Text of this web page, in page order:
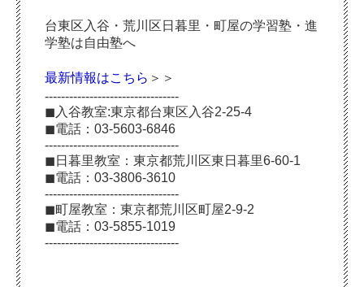
台東区入谷・荒川区日暮里・町屋の学習塾・進
学塾は自由塾へ
最新情報はこちら ＞＞
---------------------------------
◼︎入谷教室:東京都台東区入谷2-25-4
◼︎電話：03-5603-6846
---------------------------------
◼︎日暮里教室：東京都荒川区東日暮里6-60-1
◼︎電話：03-3806-3610
---------------------------------
◼︎町屋教室：東京都荒川区町屋2-9-2
◼︎電話：03-5855-1019
---------------------------------